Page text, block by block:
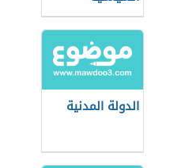
الدولة المدنية